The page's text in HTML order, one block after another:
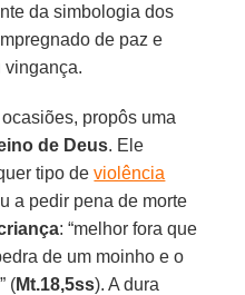
da simbologia dos
de paz e
vingança.
propôs uma
de Deus. Ele
tipo deviolência
a pedir pena de morte
: “melhor fora que
de um moinho e o
(Mt.18,5ss). A dura